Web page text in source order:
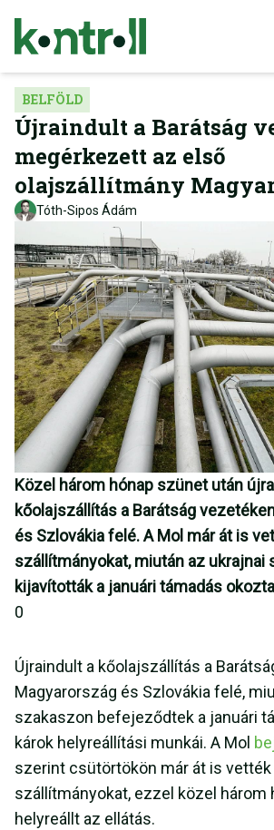
BELFÖLD
Újraindult a Barátság
megérkezett az első
olajszállítmány
Tóth-Sipos Ádám
Közel három hónap szünet után
kőolajszállítás a Barátság
és Szlovákia felé. A Mol már át is
szállítmányokat, miután az ukrajnai
kijavították a januári támadás
0
Újraindult a kőolajszállítás a
Magyarország és Szlovákia felé,
szakaszon befejeződtek a januári
károk helyreállítási munkái. A Mol
szerint csütörtökön már át is
szállítmányokat, ezzel közel három
helyreállt az ellátás.